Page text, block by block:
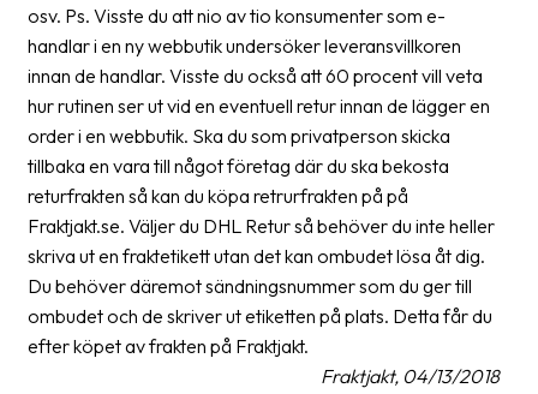
Manuals
Downloads
Barcode
Support
About
the
company
osv. Ps. Visste du att nio av tio konsumenter som e-
handlar i en ny webbutik undersöker leveransvillkoren
innan de handlar. Visste du också att 60 procent vill veta
hur rutinen ser ut vid en eventuell retur innan de lägger en
order i en webbutik. Ska du som privatperson skicka
tillbaka en vara till något företag där du ska bekosta
returfrakten så kan du köpa retrurfrakten på på
Fraktjakt.se. Väljer du DHL Retur så behöver du inte heller
skriva ut en fraktetikett utan det kan ombudet lösa åt dig.
Du behöver däremot sändningsnummer som du ger till
ombudet och de skriver ut etiketten på plats. Detta får du
efter köpet av frakten på Fraktjakt.
Fraktjakt, 04/13/2018